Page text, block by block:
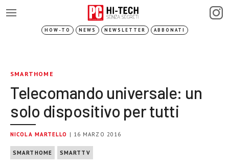
HOW-TO NEWS NEWSLETTER ABBONATI
SMARTHOME
Telecomando universale: un
solo dispositivo per tutti
NICOLA MARTELLO | 16 MARZO 2016
SMARTHOME SMARTTV